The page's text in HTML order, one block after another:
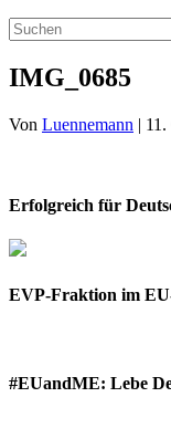
IMG_0685
Von Luennemann |
Erfolgreich für
EVP-Fraktion im
#EUandME: Lebe